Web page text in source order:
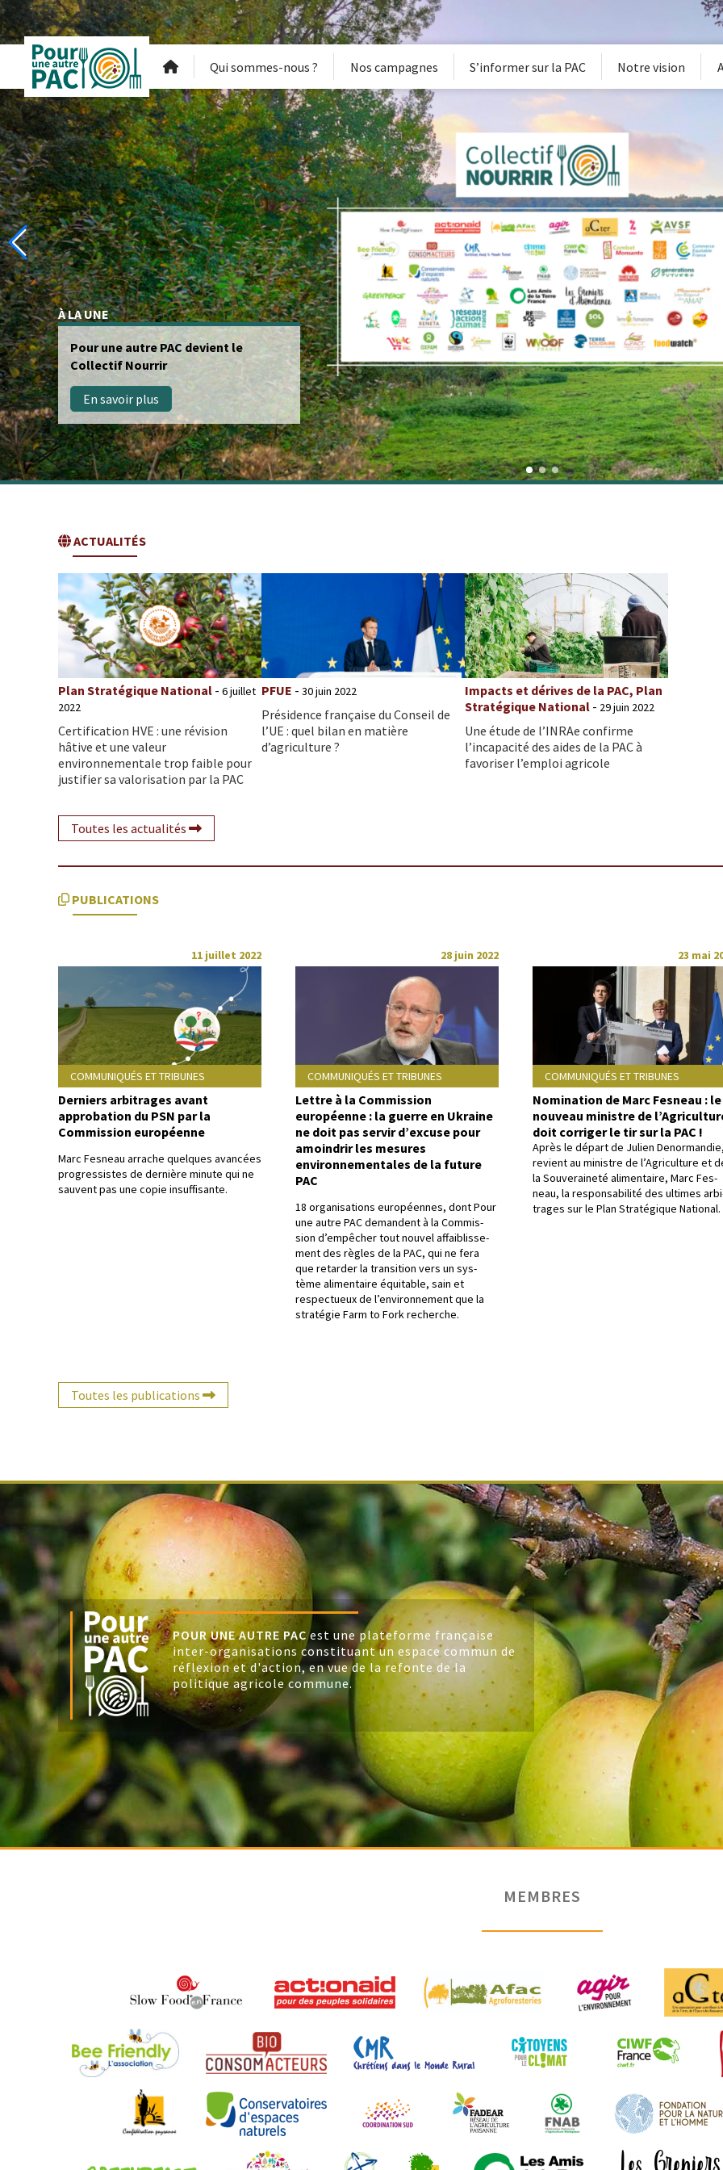
Qui sommes-nous ? Nos campagnes S’informer sur la PAC Notre vision
À LA UNE
Réforme de la PAC : le plan français
définitivement approuvé
En savoir plus
ACTUALITÉS
Plan Stratégique National - 6 juillet
2022
Certification HVE : une révision
hâtive et une valeur
environnementale trop faible pour
justifier sa valorisation par la PAC
PFUE - 30 juin 2022
Présidence française du Conseil de
l’UE : quel bilan en matière
d’agriculture ?
Impacts et dérives de la PAC, Plan
Stratégique National - 29 juin 2022
Une étude de l’INRAe confirme
l’incapacité des aides de la PAC à
favoriser l’emploi agricole
Toutes les actualités
PUBLICATIONS
11 juillet 2022
COMMUNIQUÉS ET TRIBUNES
Derniers arbitrages avant
approbation du PSN par la
Commission européenne
Marc Fes­neau arrache quelques avancées
pro­gres­sistes de dernière minute qui ne
sauvent pas une copie insuffisante.
28 juin 2022
COMMUNIQUÉS ET TRIBUNES
Lettre à la Commission
européenne : la guerre en Ukraine
ne doit pas servir d’excuse pour
amoindrir les mesures
environnementales de la future
PAC
18 organ­i­sa­tions européennes, dont Pour
une autre PAC deman­dent à la Com­mis­
sion d’empêcher tout nou­v­el affaib­lisse­
ment des règles de la PAC, qui ne fera
que retarder la tran­si­tion vers un sys­
tème ali­men­taire équitable, sain et
respectueux de l’en­vi­ron­nement que la
stratégie Farm to Fork recherche.
23 mai
COMMUNIQUÉS ET TRIBUNES
Nomination de Marc Fesneau : le
nouveau ministre de
doit corriger le tir sur la PAC !
Après le départ de Julien
revient au min­istre de l’Agriculture et
la Sou­veraineté ali­men­taire, Marc Fes­
neau, la respon­s­abil­ité des ultimes
trages sur le Plan Stratégique National.
Toutes les publications
POUR UNE AUTRE PACest une plateforme française
inter-organisations constituant un espace commun de
réflexion et d'action, en vue de la refonte de la
politique agricole commune.
MEMBRES